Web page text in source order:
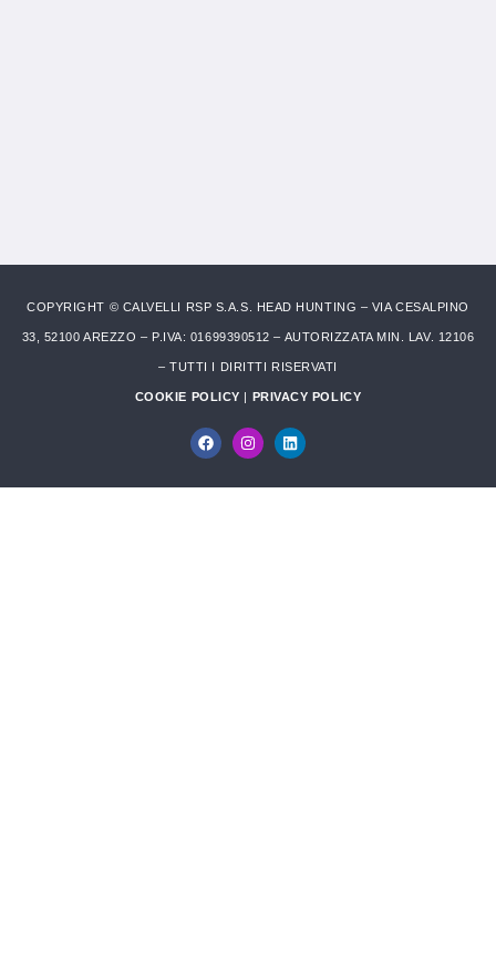
COPYRIGHT © CALVELLI RSP S.A.S. HEAD HUNTING – VIA CESALPINO
33, 52100 AREZZO – P.IVA: 01699390512 – AUTORIZZATA MIN. LAV. 12106
– TUTTI I DIRITTI RISERVATI
COOKIE POLICY | PRIVACY POLICY